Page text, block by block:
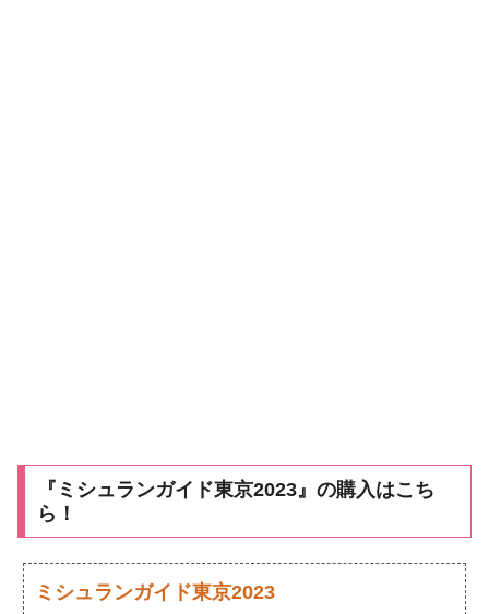
『ミシュランガイド東京2023』の購入はこち
ら！
ミシュランガイド東京2023